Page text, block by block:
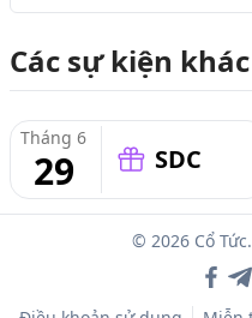
Các sự kiện khác
Tháng 6
29 SDC
© 2026 Cổ